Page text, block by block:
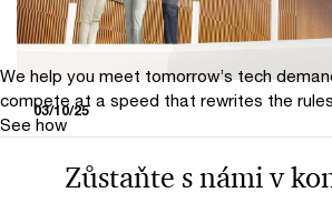
03/10/25
proč se vyplatí připravit
We help you meet tomorrow’s tech
compete at a speed that rewrites the rules
See how
Zůstaňte s námi v